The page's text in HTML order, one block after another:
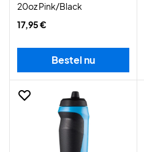
20oz Pink/Black
17,95 €
Bestel nu